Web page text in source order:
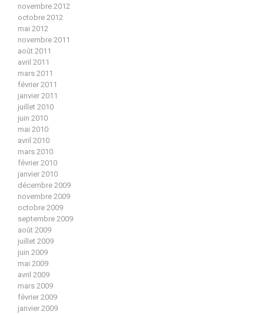
novembre 2012
octobre 2012
mai 2012
novembre 2011
août 2011
avril 2011
mars 2011
février 2011
janvier 2011
juillet 2010
juin 2010
mai 2010
avril 2010
mars 2010
février 2010
janvier 2010
décembre 2009
novembre 2009
octobre 2009
septembre 2009
août 2009
juillet 2009
juin 2009
mai 2009
avril 2009
mars 2009
février 2009
janvier 2009